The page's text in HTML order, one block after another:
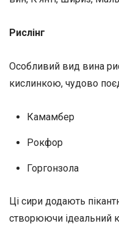
Рислінг
Особливий вид вина
кислинкою, чудово
Камамбер
Рокфор
Горгонзола
Ці сири додають
створюючи ідеальний